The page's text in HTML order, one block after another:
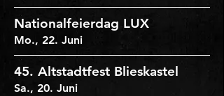
Nationalfeierdag LUX
Mo., 22. Juni
45. Altstadtfest Blieskastel
Sa., 20. Juni